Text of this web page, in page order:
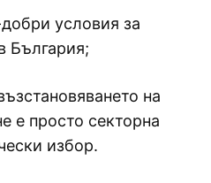
условия за
България;
на
е просто секторна
избор.